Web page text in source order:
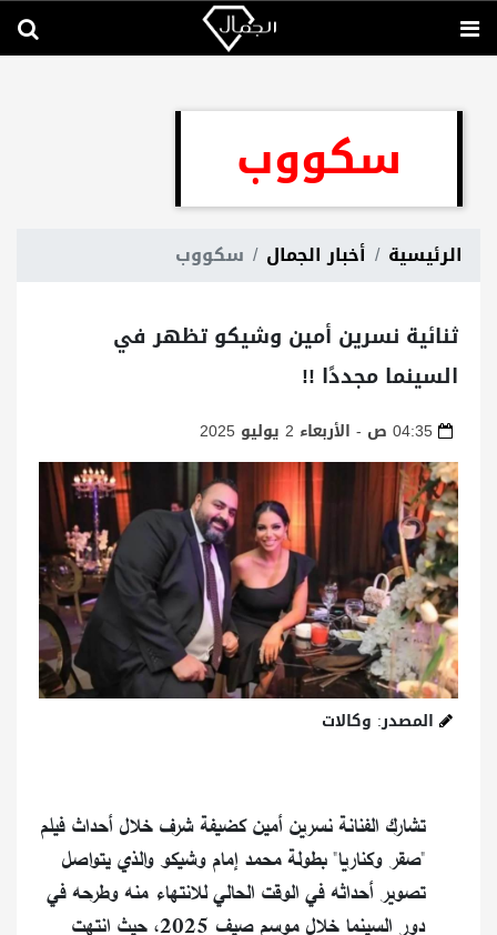
سكووب
الرئيسية أخبار الجمال سكووب
ثنائية نسرين أمين وشيكو تظهر في
السينما مجددًا !!
المصدر: وكالات
تشارك الفنانة نسرين أمين كضيفة شرف خلال أحداث فيلم
"صقر وكناريا" بطولة محمد إمام وشيكو والذي يتواصل
تصوير أحداثه في الوقت الحالي للانتهاء منه وطرحه في
دور السينما خلال موسم صيف 2025، حيث انتهت